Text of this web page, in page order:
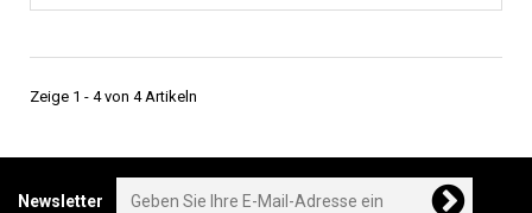
Zeige 1 - 4 von 4 Artikeln
Newsletter